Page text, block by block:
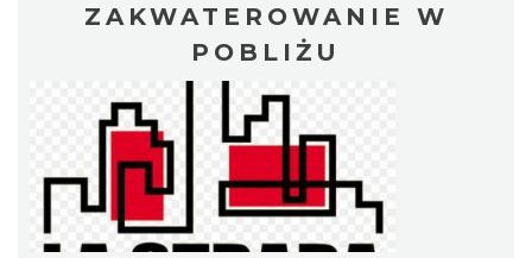
ZAKWATEROWANIE W
POBLIŻU